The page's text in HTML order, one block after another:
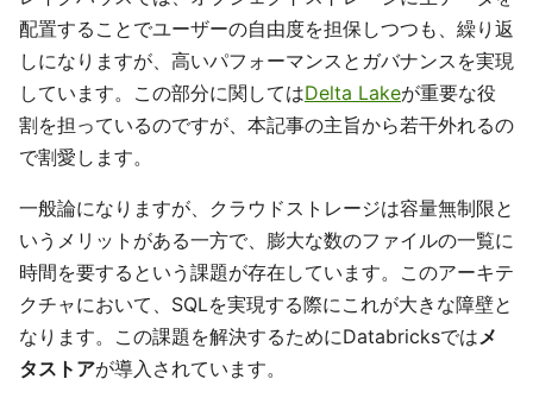
配置することでユーザーの自由度を担保しつつも、繰り返
しになりますが、高いパフォーマンスとガバナンスを実現
しています。この部分に関してはDelta Lakeが重要な役
割を担っているのですが、本記事の主旨から若干外れるの
で割愛します。
一般論になりますが、クラウドストレージは容量無制限と
いうメリットがある一方で、膨大な数のファイルの一覧に
時間を要するという課題が存在しています。このアーキテ
クチャにおいて、SQLを実現する際にこれが大きな障壁と
なります。この課題を解決するためにDatabricksでは メ
タストアが導入されています。